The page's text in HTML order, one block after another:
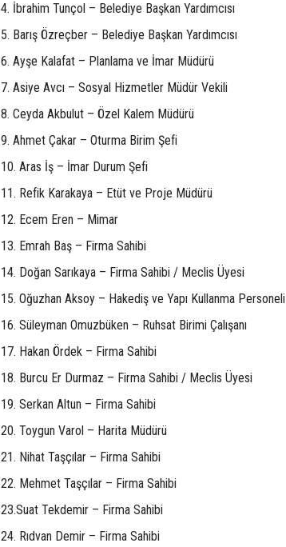
4. İbrahim Tunçol – Belediye Başkan Yardımcısı
5. Barış Özreçber – Belediye Başkan Yardımcısı
6. Ayşe Kalafat – Planlama ve İmar Müdürü
7. Asiye Avcı – Sosyal Hizmetler Müdür Vekili
8. Ceyda Akbulut – Özel Kalem Müdürü
9. Ahmet Çakar – Oturma Birim Şefi
10. Aras İş – İmar Durum Şefi
11. Refik Karakaya – Etüt ve Proje Müdürü
12. Ecem Eren – Mimar
13. Emrah Baş – Firma Sahibi
14. Doğan Sarıkaya – Firma Sahibi / Meclis Üyesi
15. Oğuzhan Aksoy – Hakediş ve Yapı Kullanma Personeli
16. Süleyman Omuzbüken – Ruhsat Birimi Çalışanı
17. Hakan Ördek – Firma Sahibi
18. Burcu Er Durmaz – Firma Sahibi / Meclis Üyesi
19. Serkan Altun – Firma Sahibi
20. Toygun Varol – Harita Müdürü
21. Nihat Taşçılar – Firma Sahibi
22. Mehmet Taşçılar – Firma Sahibi
23.Suat Tekdemir – Firma Sahibi
24. Rıdvan Demir – Firma Sahibi